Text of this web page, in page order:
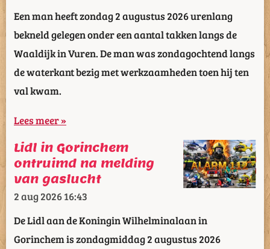
Een man heeft zondag 2 augustus 2026 urenlang
bekneld gelegen onder een aantal takken langs de
Waaldijk in Vuren. De man was zondagochtend langs
de waterkant bezig met werkzaamheden toen hij ten
val kwam.
Lees meer »
Lidl in Gorinchem
ontruimd na melding
van gaslucht
2 aug 202616:43
De Lidl aan de Koningin Wilhelminalaan in
Gorinchem is zondagmiddag 2 augustus 2026